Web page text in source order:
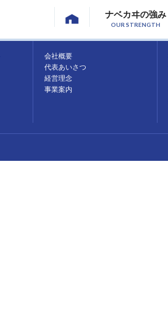
ナベカヰの強み
OUR STRENGTH
会社概要
代表あいさつ
経営理念
事業案内